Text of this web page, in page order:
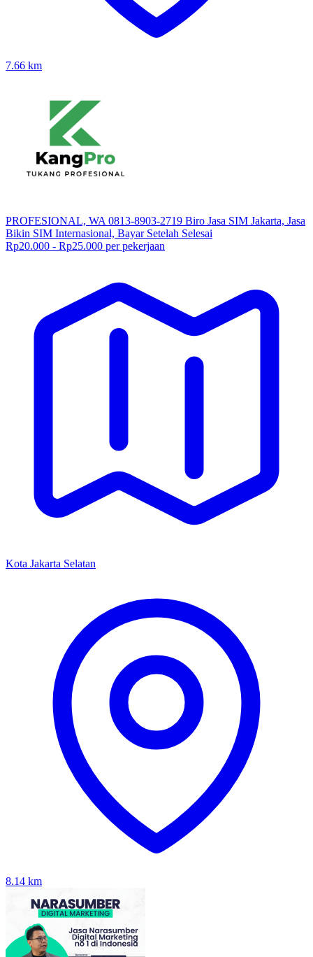
7.66 km
PROFESIONAL, WA 0813-8903-2719 Biro Jasa SIM Jakarta, Jasa
Bikin SIM Internasional, Bayar Setelah Selesai
Rp20.000 - Rp25.000 per pekerjaan
Kota Jakarta Selatan
8.14 km